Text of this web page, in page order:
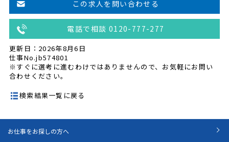
この求人を問い合わせる
電話で相談 0120-777-277
更新日：2026年8月6日
仕事No.jb574801
※すぐに選考に進むわけではありませんので、お気軽にお問い
合わせください。
検索結果一覧に戻る
お仕事をお探しの方へ